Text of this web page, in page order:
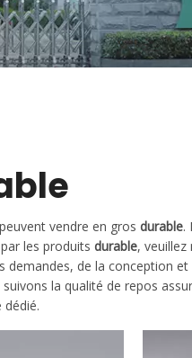
vendre en gros durable.
les produits durable, veuillez
de la conception
la qualité de repos
dédié.